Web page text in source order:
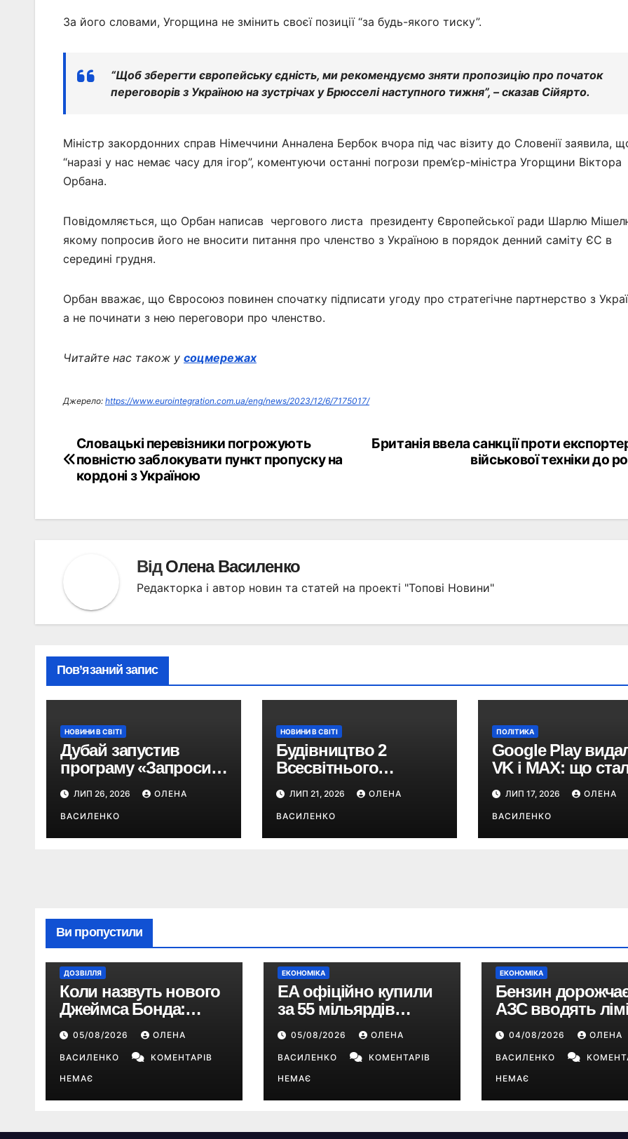
За його словами, Угорщина не змінить своєї позиції “за будь-якого тиску”.
“Щоб зберегти європейську єдність, ми рекомендуємо зняти пропозицію про початок
переговорів з Україною на зустрічах у Брюсселі наступного тижня”, – сказав Сійярто.
Міністр закордонних справ Німеччини Анналена Бербок вчора під час візиту до Словенії заявила,
“наразі у нас немає часу для ігор”, коментуючи останні погрози прем’єр-міністра Угорщини Віктора
Орбана.
Повідомляється, що Орбан написав чергового листа президенту Європейської ради Шарлю
якому попросив його не вносити питання про членство з Україною в порядок денний саміту ЄС в
середині грудня.
Орбан вважає, що Євросоюз повинен спочатку підписати угоду про стратегічне партнерство з
а не починати з нею переговори про членство.
Читайте нас також у соцмережах
Джерело: https://www.eurointegration.com.ua/eng/news/2023/12/6/7175017/
Навігація
записів
Британія ввела санкції проти
військової техніки до
Словацькі перевізники погрожують
повністю заблокувати пункт пропуску на
кордоні з Україною
ВідОлена Василенко
Редакторка і автор новин та статей на проекті "Топові Новини"
Пов’язаний запис
НОВИНИ В СВІТІ
Дубай запустив
програму «Запроси
друга»: як можна
отримати
винагороду за
туристів
ЛИП 26, 2026 ОЛЕНА
ВАСИЛЕНКО
НОВИНИ В СВІТІ
Будівництво 2
Всесвітнього
торгового центру
офіційно
розпочалося: 373
метри
ЛИП 21, 2026 ОЛЕНА
ВАСИЛЕНКО
ПОЛІТИКА
Google Play
VK і MAX: що
та чому російські
застосунки
із магазинів
ЛИП 17, 2026 ОЛЕНА
ВАСИЛЕНКО
Ви пропустили
ДОЗВІЛЛЯ
Коли назвуть нового
Джеймса Бонда:
продюсери
повідомили про
терміни кастингу
05/08/2026 ОЛЕНА
ВАСИЛЕНКО
КОМЕНТАРІВ
НЕМАЄ
ЕКОНОМІКА
EA офіційно купили
за 55 мільярдів
доларів: що буде з EA
Sports FC, Battlefield і
The Sims
05/08/2026 ОЛЕНА
ВАСИЛЕНКО
КОМЕНТАРІВ
НЕМАЄ
ЕКОНОМІКА
Бензин
АЗС вводять
чи буде в Україні
дефіцит
04/08/2026 ОЛЕНА
ВАСИЛЕНКО
НЕМАЄ